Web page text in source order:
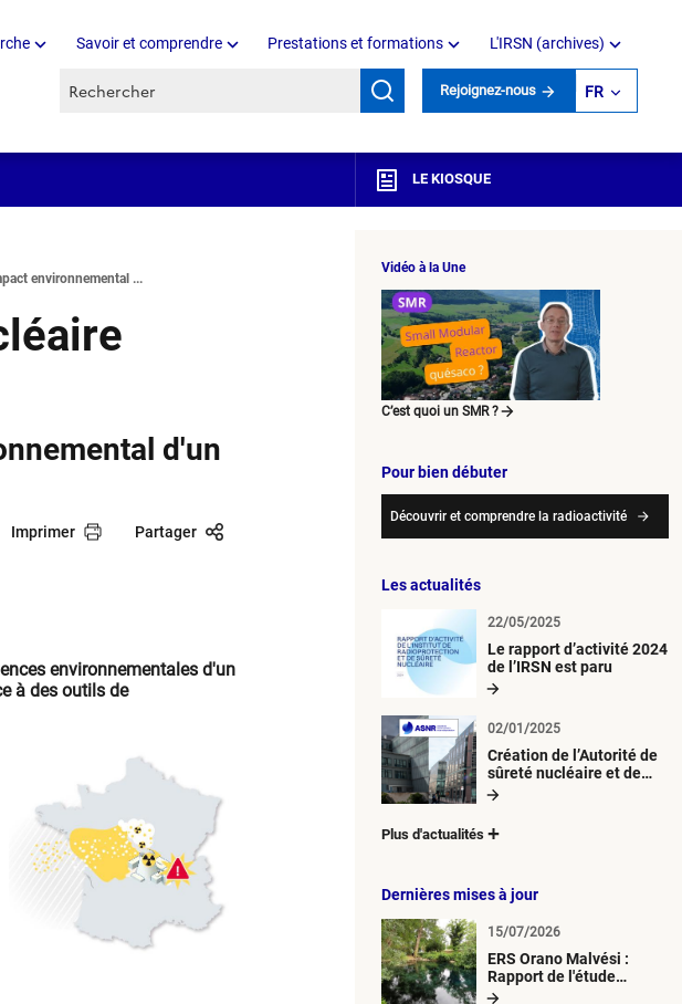
Savoir et comprendre Prestations et formations L'IRSN (archives)
Recherche par mots clés Rejoignez-nous FR
LE KIOSQUE
environnemental ...
d'un
Imprimer Partager
environnementales d'un
à des outils de
Vidéo à la Une
C’est quoi un SMR ?
Pour bien débuter
Découvrir et comprendre la radioactivité
Les actualités
Le rapport d’activité 2024
de l’IRSN est paru
22/05/2025
Création de l’Autorité de
sûreté nucléaire et de
radioprotection (ASNR)
02/01/2025
Plus d'actualités
Dernières mises à jour
ERS Orano Malvési :
Rapport de l'étude
radiologique du milieu
15/07/2026